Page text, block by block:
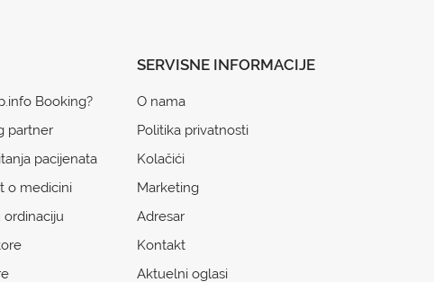
Booking?
partner
pacijenata
o medicini
ordinaciju
SERVISNE INFORMACIJE
O nama
Politika privatnosti
Kolačići
Marketing
Adresar
Kontakt
Aktuelni oglasi